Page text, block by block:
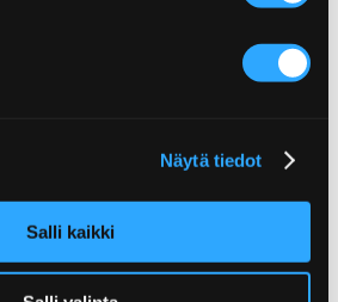
Näytä tiedot
Salli kaikki
CLASSIC BARBEQUE -